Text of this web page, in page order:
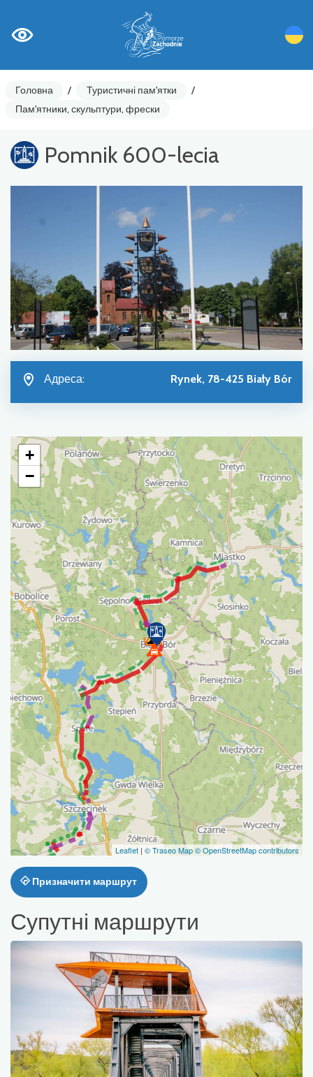
Головна / Туристичні пам'ятки
/
Пам'ятники, скульптури, фрески
Pomnik 600-lecia
Адреса: Rynek, 78-425 Biały Bór
+
−
Leaflet | © Traseo Map© OpenStreetMap contributors
Призначити маршрут
Супутні маршрути